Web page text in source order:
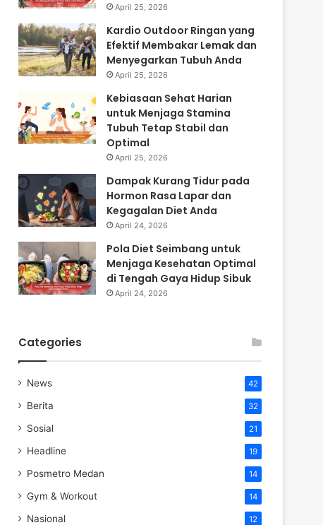
April 25, 2026
Kardio Outdoor Ringan yang
Efektif Membakar Lemak dan
Menyegarkan Tubuh Anda
April 25, 2026
Kebiasaan Sehat Harian
untuk Menjaga Stamina
Tubuh Tetap Stabil dan
Optimal
April 25, 2026
Dampak Kurang Tidur pada
Hormon Rasa Lapar dan
Kegagalan Diet Anda
April 24, 2026
Pola Diet Seimbang untuk
Menjaga Kesehatan Optimal
di Tengah Gaya Hidup Sibuk
April 24, 2026
Categories
News 42
Berita 32
Sosial 21
Headline 19
Posmetro Medan 14
Gym & Workout 14
Nasional 12